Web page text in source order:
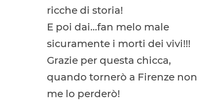
ricche di storia!
E poi dai…fan melo male
sicuramente i morti dei vivi!!!
Grazie per questa chicca,
quando tornerò a Firenze non
me lo perderò!